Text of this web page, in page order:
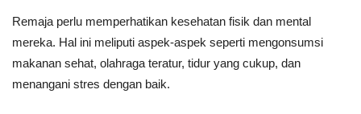
Remaja perlu memperhatikan kesehatan fisik dan mental
mereka. Hal ini meliputi aspek-aspek seperti mengonsumsi
makanan sehat, olahraga teratur, tidur yang cukup, dan
menangani stres dengan baik.